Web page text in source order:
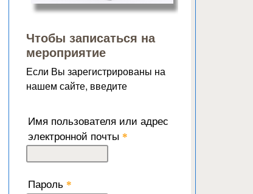
Чтобы записаться на
мероприятие
Если Вы зарегистрированы на
нашем сайте, введите
Имя пользователя или адрес
электронной почты *
Пароль *